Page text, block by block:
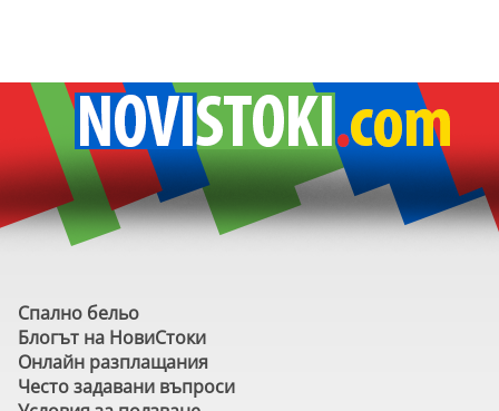
Спално бельо
Блогът на НовиСтоки
Онлайн разплащания
Често задавани въпроси